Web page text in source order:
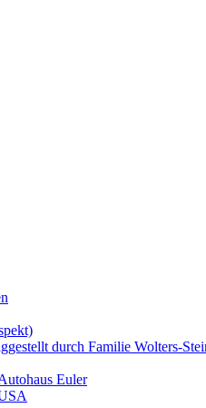
durch Familie Wolters-
Euler